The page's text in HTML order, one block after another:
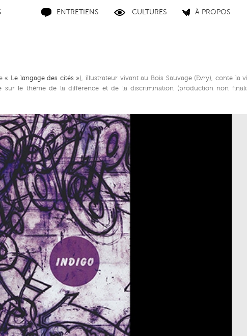
ENTRETIENS CULTURES À PROPOS
« Le langage des cités »), illustrateur vivant au Bois Sauvage (Evry), conte la
le thème de la différence et de la discrimination (production non